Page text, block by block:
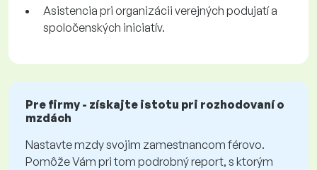
Asistencia pri organizácii verejných podujatí a
spoločenských iniciatív.
Pre firmy - získajte istotu pri rozhodovaní o
mzdách
Nastavte mzdy svojim zamestnancom férovo.
Pomôže Vám pri tom podrobný report, s ktorým